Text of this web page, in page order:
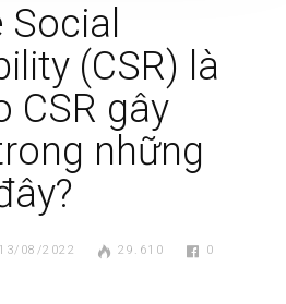
(CSR) là
CSR gây
những
13/08/2022 29.610
0